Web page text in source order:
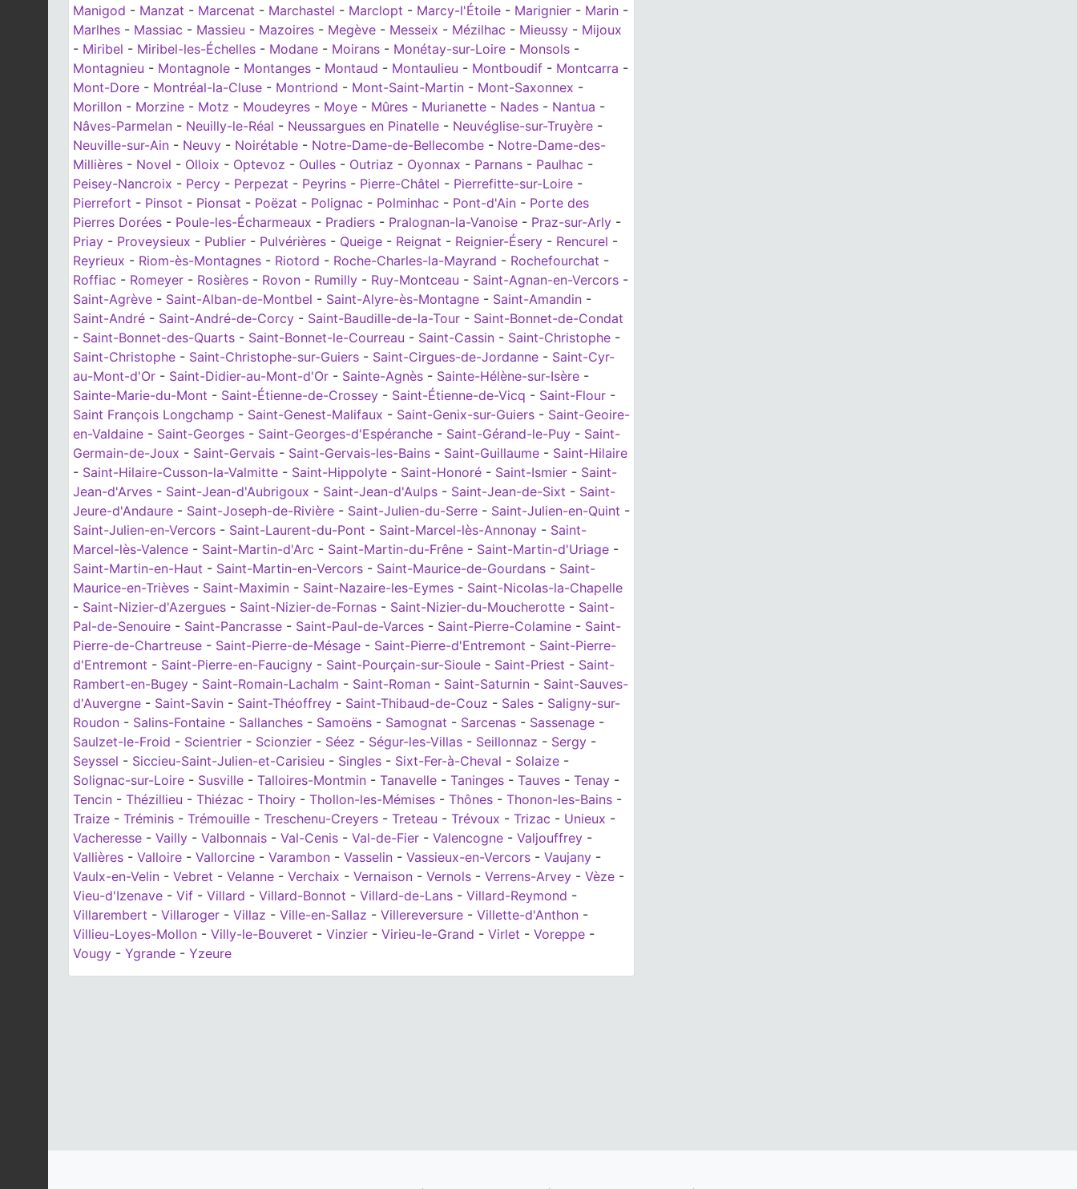
Manigod - Manzat - Marcenat - Marchastel - Marclopt - Marcy-l'Étoile - Marignier - Marin -
Marlhes - Massiac - Massieu - Mazoires - Megève - Messeix - Mézilhac - Mieussy - Mijoux
- Miribel - Miribel-les-Échelles - Modane - Moirans - Monétay-sur-Loire - Monsols -
Montagnieu - Montagnole - Montanges - Montaud - Montaulieu - Montboudif - Montcarra -
Mont-Dore - Montréal-la-Cluse - Montriond - Mont-Saint-Martin - Mont-Saxonnex -
Morillon - Morzine - Motz - Moudeyres - Moye - Mûres - Murianette - Nades - Nantua -
Nâves-Parmelan - Neuilly-le-Réal - Neussargues en Pinatelle - Neuvéglise-sur-Truyère -
Neuville-sur-Ain - Neuvy - Noirétable - Notre-Dame-de-Bellecombe - Notre-Dame-des-
Millières - Novel - Olloix - Optevoz - Oulles - Outriaz - Oyonnax - Parnans - Paulhac -
Peisey-Nancroix - Percy - Perpezat - Peyrins - Pierre-Châtel - Pierrefitte-sur-Loire -
Pierrefort - Pinsot - Pionsat - Poëzat - Polignac - Polminhac - Pont-d'Ain - Porte des
Pierres Dorées - Poule-les-Écharmeaux - Pradiers - Pralognan-la-Vanoise - Praz-sur-Arly -
Priay - Proveysieux - Publier - Pulvérières - Queige - Reignat - Reignier-Ésery - Rencurel -
Reyrieux - Riom-ès-Montagnes - Riotord - Roche-Charles-la-Mayrand - Rochefourchat -
Roffiac - Romeyer - Rosières - Rovon - Rumilly - Ruy-Montceau - Saint-Agnan-en-Vercors -
Saint-Agrève - Saint-Alban-de-Montbel - Saint-Alyre-ès-Montagne - Saint-Amandin -
Saint-André - Saint-André-de-Corcy - Saint-Baudille-de-la-Tour - Saint-Bonnet-de-Condat
- Saint-Bonnet-des-Quarts - Saint-Bonnet-le-Courreau - Saint-Cassin - Saint-Christophe -
Saint-Christophe - Saint-Christophe-sur-Guiers - Saint-Cirgues-de-Jordanne - Saint-Cyr-
au-Mont-d'Or - Saint-Didier-au-Mont-d'Or - Sainte-Agnès - Sainte-Hélène-sur-Isère -
Sainte-Marie-du-Mont - Saint-Étienne-de-Crossey - Saint-Étienne-de-Vicq - Saint-Flour -
Saint François Longchamp - Saint-Genest-Malifaux - Saint-Genix-sur-Guiers - Saint-Geoire-
en-Valdaine - Saint-Georges - Saint-Georges-d'Espéranche - Saint-Gérand-le-Puy - Saint-
Germain-de-Joux - Saint-Gervais - Saint-Gervais-les-Bains - Saint-Guillaume - Saint-Hilaire
- Saint-Hilaire-Cusson-la-Valmitte - Saint-Hippolyte - Saint-Honoré - Saint-Ismier - Saint-
Jean-d'Arves - Saint-Jean-d'Aubrigoux - Saint-Jean-d'Aulps - Saint-Jean-de-Sixt - Saint-
Jeure-d'Andaure - Saint-Joseph-de-Rivière - Saint-Julien-du-Serre - Saint-Julien-en-Quint -
Saint-Julien-en-Vercors - Saint-Laurent-du-Pont - Saint-Marcel-lès-Annonay - Saint-
Marcel-lès-Valence - Saint-Martin-d'Arc - Saint-Martin-du-Frêne - Saint-Martin-d'Uriage -
Saint-Martin-en-Haut - Saint-Martin-en-Vercors - Saint-Maurice-de-Gourdans - Saint-
Maurice-en-Trièves - Saint-Maximin - Saint-Nazaire-les-Eymes - Saint-Nicolas-la-Chapelle
- Saint-Nizier-d'Azergues - Saint-Nizier-de-Fornas - Saint-Nizier-du-Moucherotte - Saint-
Pal-de-Senouire - Saint-Pancrasse - Saint-Paul-de-Varces - Saint-Pierre-Colamine - Saint-
Pierre-de-Chartreuse - Saint-Pierre-de-Mésage - Saint-Pierre-d'Entremont - Saint-Pierre-
d'Entremont - Saint-Pierre-en-Faucigny - Saint-Pourçain-sur-Sioule - Saint-Priest - Saint-
Rambert-en-Bugey - Saint-Romain-Lachalm - Saint-Roman - Saint-Saturnin - Saint-Sauves-
d'Auvergne - Saint-Savin - Saint-Théoffrey - Saint-Thibaud-de-Couz - Sales - Saligny-sur-
Roudon - Salins-Fontaine - Sallanches - Samoëns - Samognat - Sarcenas - Sassenage -
Saulzet-le-Froid - Scientrier - Scionzier - Séez - Ségur-les-Villas - Seillonnaz - Sergy -
Seyssel - Siccieu-Saint-Julien-et-Carisieu - Singles - Sixt-Fer-à-Cheval - Solaize -
Solignac-sur-Loire - Susville - Talloires-Montmin - Tanavelle - Taninges - Tauves - Tenay -
Tencin - Thézillieu - Thiézac - Thoiry - Thollon-les-Mémises - Thônes - Thonon-les-Bains -
Traize - Tréminis - Trémouille - Treschenu-Creyers - Treteau - Trévoux - Trizac - Unieux -
Vacheresse - Vailly - Valbonnais - Val-Cenis - Val-de-Fier - Valencogne - Valjouffrey -
Vallières - Valloire - Vallorcine - Varambon - Vasselin - Vassieux-en-Vercors - Vaujany -
Vaulx-en-Velin - Vebret - Velanne - Verchaix - Vernaison - Vernols - Verrens-Arvey - Vèze -
Vieu-d'Izenave - Vif - Villard - Villard-Bonnot - Villard-de-Lans - Villard-Reymond -
Villarembert - Villaroger - Villaz - Ville-en-Sallaz - Villereversure - Villette-d'Anthon -
Villieu-Loyes-Mollon - Villy-le-Bouveret - Vinzier - Virieu-le-Grand - Virlet - Voreppe -
Vougy - Ygrande - Yzeure